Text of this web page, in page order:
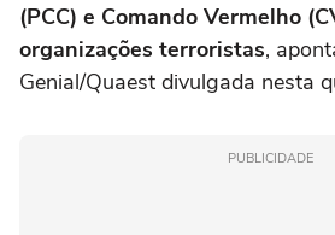
(PCC) e Comando Vermelho
organizações terroristas,
Genial/Quaest divulgada nesta
PUBLICIDADE